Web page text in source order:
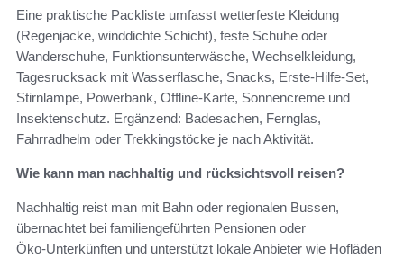
Eine praktische Packliste umfasst wetterfeste Kleidung
(Regenjacke, winddichte Schicht), feste Schuhe oder
Wanderschuhe, Funktionsunterwäsche, Wechselkleidung,
Tagesrucksack mit Wasserflasche, Snacks, Erste‑Hilfe‑Set,
Stirnlampe, Powerbank, Offline‑Karte, Sonnencreme und
Insektenschutz. Ergänzend: Badesachen, Fernglas,
Fahrradhelm oder Trekkingstöcke je nach Aktivität.
Wie kann man nachhaltig und rücksichtsvoll reisen?
Nachhaltig reist man mit Bahn oder regionalen Bussen,
übernachtet bei familiengeführten Pensionen oder
Öko‑Unterkünften und unterstützt lokale Anbieter wie Hofläden